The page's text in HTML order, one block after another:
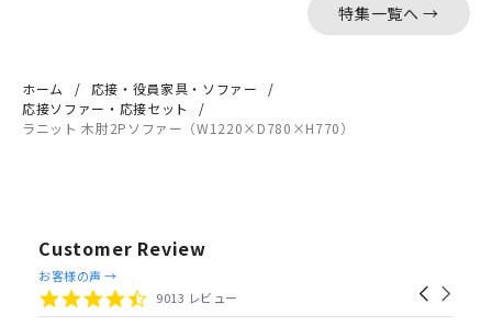
特集一覧へ →
ホーム
応接・役員家具・ソファー
応接ソファー・応接セット
ラニット 木肘2Pソファー（W1220×D780×H770）
Customer Review
Reviews
carousel
Carousel
arrows
4.4
star
9013 レビュー
お客様の声 →